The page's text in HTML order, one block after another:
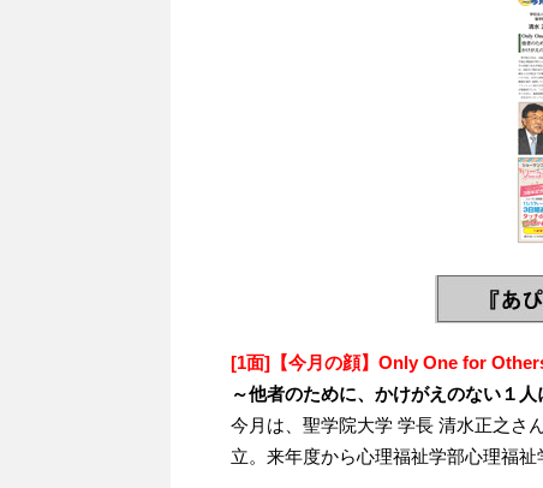
[1面] 【今月の顔】Only One for
～他者のために、かけがえのない１人
今月は、聖学院大学 学長 清水正之さ
立。来年度から心理福祉学部心理福